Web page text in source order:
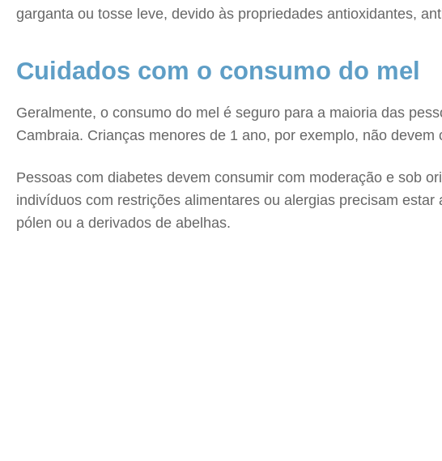
garganta ou tosse leve, devido às propriedades antioxidantes,
Cuidados com o consumo do mel
Geralmente, o consumo do mel é seguro para a maioria das
Cambraia. Crianças menores de 1 ano, por exemplo, não
Pessoas com diabetes devem consumir com moderação e sob
indivíduos com restrições alimentares ou alergias precisam
pólen ou a derivados de abelhas.